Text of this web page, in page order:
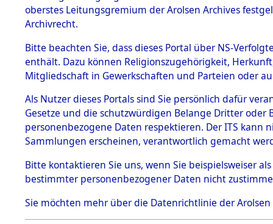
BESTÄNDE
1.
mente
5. Verschiedenes
5.3
Todesmärsche
5.3.1 Alliierte
Erhebungen
zu
Todesmärsch
en
5.3.2
0001
oberstes Leitungsgremium der Arolsen Archives
Archivrecht.
Bitte beachten Sie, dass dieses Portal über NS-
enthält. Dazu können Religionszugehörigkeit,
Mitgliedschaft in Gewerkschaften und Parteien oder
Als Nutzer dieses Portals sind Sie persönlich dafür
Gesetze und die schutzwürdigen Belange Dritter
personenbezogene Daten respektieren. Der ITS
Sammlungen erscheinen, verantwortlich gemacht
Bitte kontaktieren Sie uns, wenn Sie beispielsweiser
bestimmter personenbezogener Daten nicht
Sie möchten mehr über die Datenrichtlinie der Arolsen